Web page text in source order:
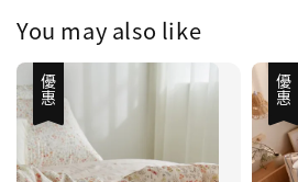
You may also like
優惠 優惠